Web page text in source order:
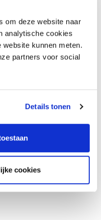
om deze website naar
analytische cookies
kunnen meten.
partners voor social
Details tonen
cookies
over het
bij beëindiging van
zonder
deze woning? Wij